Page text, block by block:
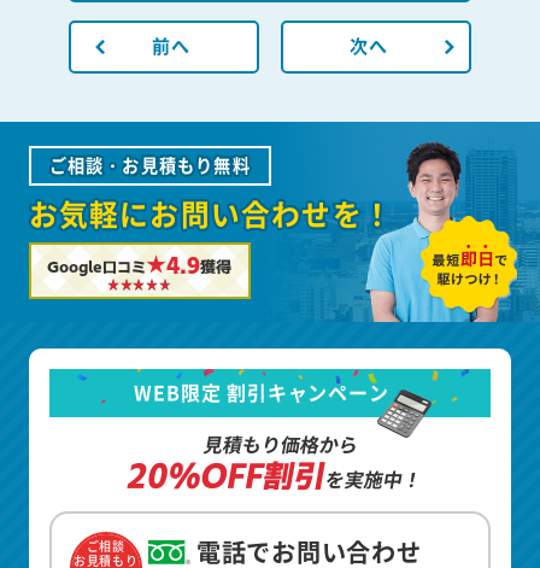
前へ 次へ
ご相談・お見積もり無料
お気軽にお問い合わせを！
Google口コミ★4.9獲得
WEB限定 割引キャンペーン
見積もり価格から
20%OFF割引を実施中！
ご相談
お見積もり
電話でお問い合わせ